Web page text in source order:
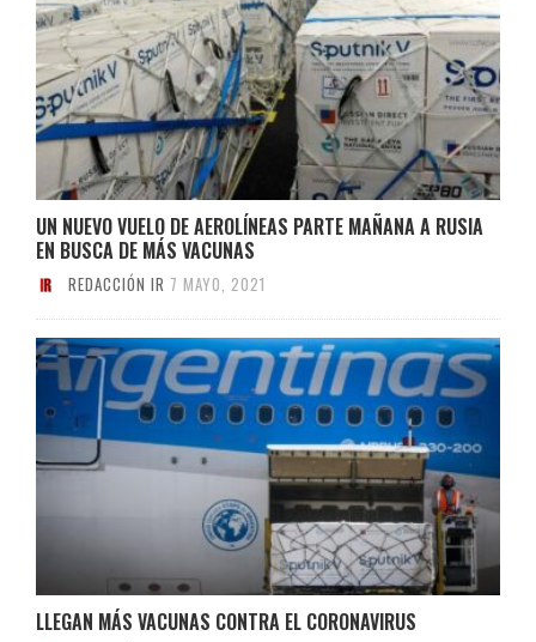
UN NUEVO VUELO DE AEROLÍNEAS PARTE MAÑANA A RUSIA
EN BUSCA DE MÁS VACUNAS
REDACCIÓN IR 7 MAYO, 2021
LLEGAN MÁS VACUNAS CONTRA EL CORONAVIRUS